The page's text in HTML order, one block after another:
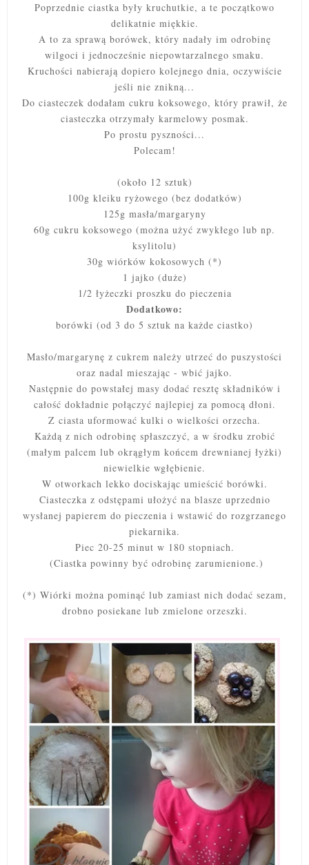
Poprzednie ciastka były kruchutkie, a te początkowo
delikatnie miękkie.
A to za sprawą borówek, który nadały im odrobinę
wilgoci i jednocześnie niepowtarzalnego smaku.
Kruchości nabierają dopiero kolejnego dnia, oczywiście
jeśli nie znikną...
Do ciasteczek dodałam cukru koksowego, który prawił, że
ciasteczka otrzymały karmelowy posmak.
Po prostu pyszności...
Polecam!
(około 12 sztuk)
100g kleiku ryżowego (bez dodatków)
125g masła/margaryny
60g cukru koksowego (można użyć zwykłego lub np.
ksylitolu)
30g wiórków kokosowych (*)
1 jajko (duże)
1/2 łyżeczki proszku do pieczenia
Dodatkowo:
borówki (od 3 do 5 sztuk na każde ciastko)
Masło/margarynę z cukrem należy utrzeć do puszystości
oraz nadal mieszając - wbić jajko.
Następnie do powstałej masy dodać resztę składników i
całość dokładnie połączyć najlepiej za pomocą dłoni.
Z ciasta uformować kulki o wielkości orzecha.
Każdą z nich odrobinę spłaszczyć, a w środku zrobić
(małym palcem lub okrągłym końcem drewnianej łyżki)
niewielkie wgłębienie.
W otworkach lekko dociskając umieścić borówki.
Ciasteczka z odstępami ułożyć na blasze uprzednio
wysłanej papierem do pieczenia i wstawić do rozgrzanego
piekarnika.
Piec 20-25 minut w 180 stopniach.
(Ciastka powinny być odrobinę zarumienione.)
(*) Wiórki można pominąć lub zamiast nich dodać sezam,
drobno posiekane lub zmielone orzeszki.